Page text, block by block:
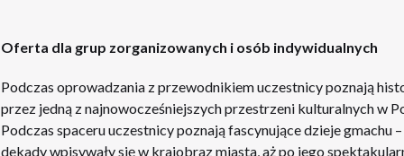
Oferta dla grup zorganizowanych i osób indywidualnych
Podczas oprowadzania z przewodnikiem uczestnicy poznają
przez jedną z najnowocześniejszych przestrzeni kulturalnych w
Podczas spaceru uczestnicy poznają fascynujące dzieje gmachu
dekady wpisywały się w krajobraz miasta, aż po jego